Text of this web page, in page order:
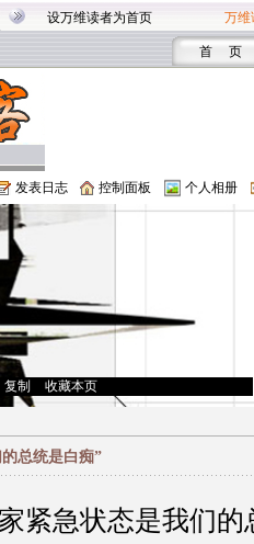
设万维读者为首页 万维
首 页
发表日志 控制面板 个人相册
复制 收藏本页
总统是白痴”
紧急状态是我们的